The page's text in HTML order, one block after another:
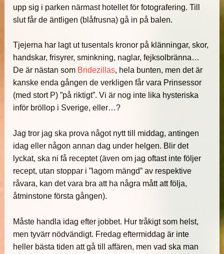
upp sig i parken närmast hotellet för fotografering. Till
slut får de äntligen (blåfrusna) gå in på balen.
Tjejerna har lagt ut tusentals kronor på klänningar, skor,
handskar, frisyrer, sminkning, naglar, fejksolbränna…
De är nästan som Bridezillas, hela bunten, men det är
kanske enda gången de verkligen får vara Prinsessor
(med stort P) ”på riktigt”. Vi är nog inte lika hysteriska
inför bröllop i Sverige, eller…?
Jag tror jag ska prova något nytt till middag, antingen
idag eller någon annan dag under helgen. Blir det
lyckat, ska ni få receptet (även om jag oftast inte följer
recept, utan stoppar i ”lagom mängd” av respektive
råvara, kan det vara bra att ha några mått att följa,
åtminstone första gången).
Måste handla idag efter jobbet. Hur tråkigt som helst,
men tyvärr nödvändigt. Fredag eftermiddag är inte
heller bästa tiden att gå till affären, men vad ska man